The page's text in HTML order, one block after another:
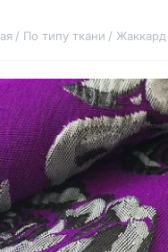
По типу ткани Жаккард